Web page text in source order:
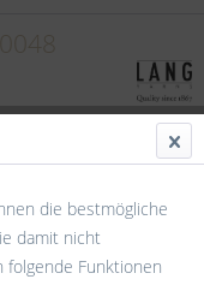
die bestmögliche
damit nicht
Funktionen